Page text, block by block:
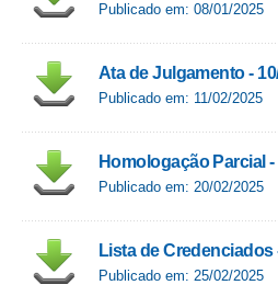
Publicado em: 08/01/2025
Ata de Julgamento -
Publicado em: 11/02/2025
Homologação Parcial -
Publicado em: 20/02/2025
Lista de Credenciados
Publicado em: 25/02/2025